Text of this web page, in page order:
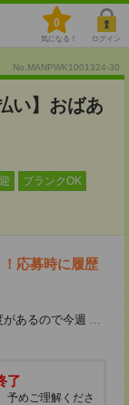
0
気になる！ ログイン
No.MANPWK1001324-30
い】おばあ
ブランクOK
応募時に履歴
あるので今週 ...
了
予めご理解くださ